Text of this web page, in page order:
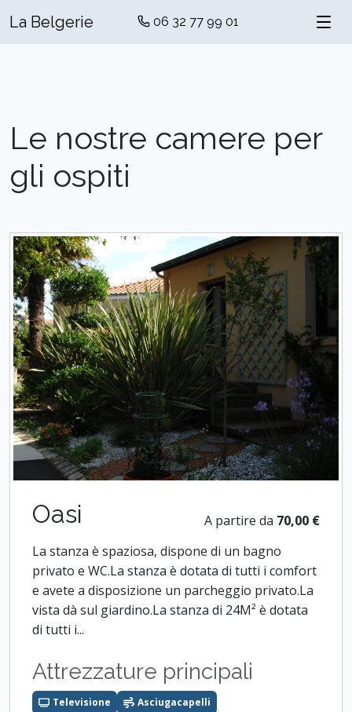
La Belgerie 06 32 77 99 01
Le nostre camere per
gli ospiti
Oasi A partire da 70,00 €
La stanza è spaziosa, dispone di un bagno
privato e WC.La stanza è dotata di tutti i comfort
e avete a disposizione un parcheggio privato.La
vista dà sul giardino.La stanza di 24M² è dotata
di tutti i...
Attrezzature principali
Televisione
Asciugacapelli